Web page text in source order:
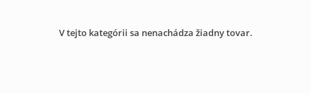
V tejto kategórii sa nenachádza žiadny tovar.